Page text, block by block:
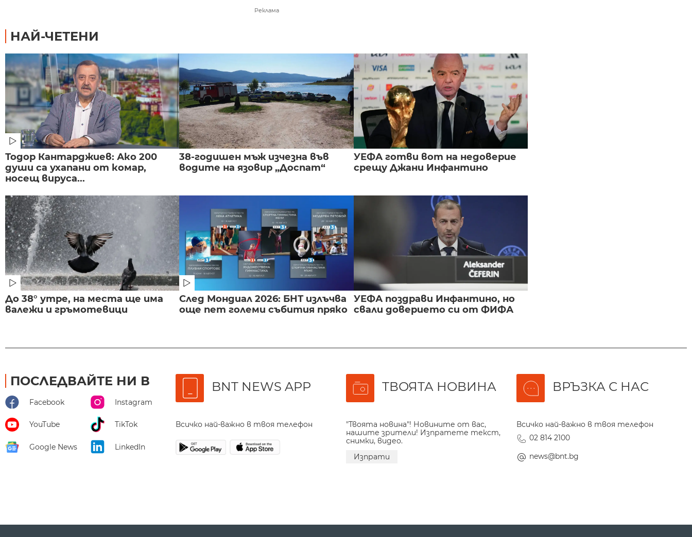
Реклама
НАЙ-ЧЕТЕНИ
Тодор Кантарджиев: Ако 200
души са ухапани от комар,
носещ вируса...
38-годишен мъж изчезна във
водите на язовир „Доспат“
УЕФА готви вот на недоверие
срещу Джани Инфантино
До 38° утре, на места ще има
валежи и гръмотевици
След Мондиал 2026: БНТ излъчва
още пет големи събития пряко
УЕФА поздрави Инфантино, но
свали доверието си от ФИФА
ПОСЛЕДВАЙТЕ НИ В
Facebook Instagram
YouTube TikTok
Google News LinkedIn
BNT NEWS APP
Всичко най-важно в твоя телефон
ТВОЯТА НОВИНА
"Твоята новина"! Новините от вас,
нашите зрители! Изпратете текст,
снимки, видео.
Изпрати
ВРЪЗКА С НАС
Всичко най-важно в твоя телефон
02 814 2100
news@bnt.bg